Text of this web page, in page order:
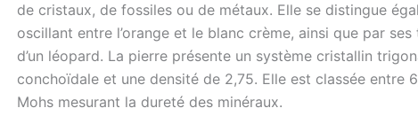
de cristaux, de fossiles ou de métaux. Elle se distingue
oscillant entre l’orange et le blanc crème, ainsi que par
d’un léopard. La pierre présente un système cristallin
conchoïdale et une densité de 2,75. Elle est classée entre
Mohs mesurant la dureté des minéraux.